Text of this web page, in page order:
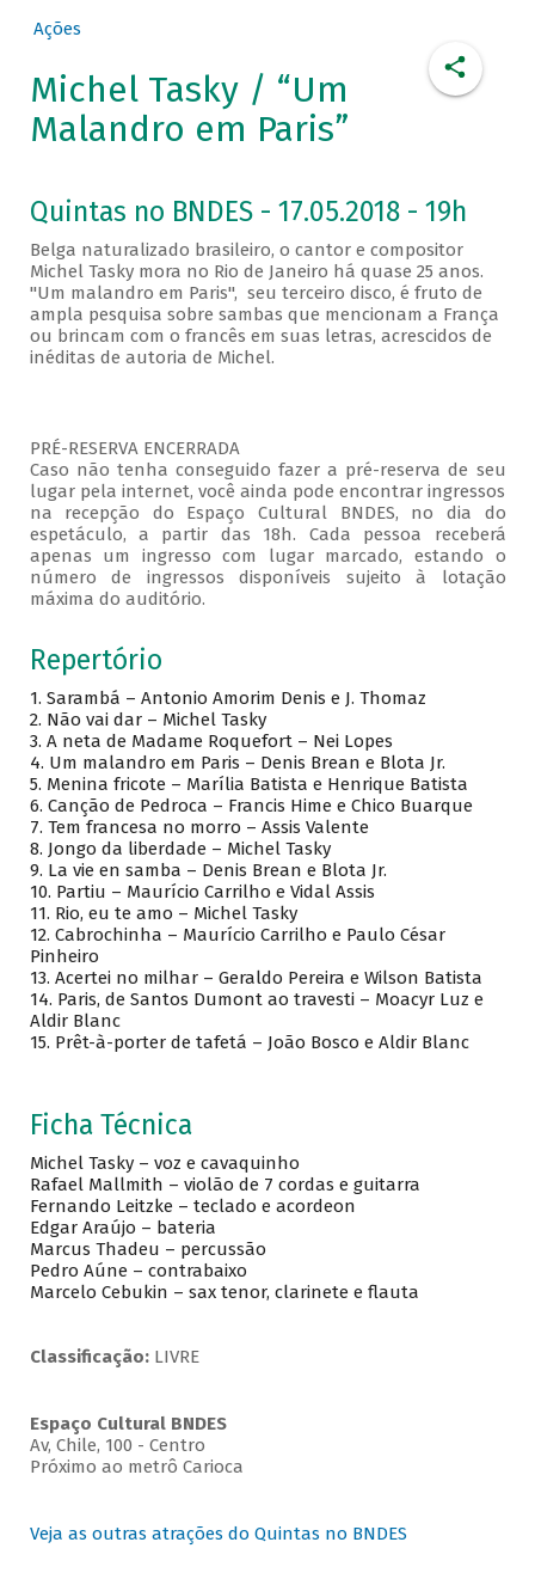
Ações
Michel Tasky / “Um
Malandro em Paris”
Quintas no BNDES - 17.05.2018 - 19h
Belga naturalizado brasileiro, o cantor e compositor
Michel Tasky mora no Rio de Janeiro há quase 25 anos.
"Um malandro em Paris", seu terceiro disco, é fruto de
ampla pesquisa sobre sambas que mencionam a França
ou brincam com o francês em suas letras, acrescidos de
inéditas de autoria de Michel.
PRÉ-RESERVA ENCERRADA
Caso não tenha conseguido fazer a pré-reserva de seu
lugar pela internet, você ainda pode encontrar ingressos
na recepção do Espaço Cultural BNDES, no dia do
espetáculo, a partir das 18h. Cada pessoa receberá
apenas um ingresso com lugar marcado, estando o
número de ingressos disponíveis sujeito à lotação
máxima do auditório.
Repertório
1. Sarambá – Antonio Amorim Denis e J. Thomaz
2. Não vai dar – Michel Tasky
3. A neta de Madame Roquefort – Nei Lopes
4. Um malandro em Paris – Denis Brean e Blota Jr.
5. Menina fricote – Marília Batista e Henrique Batista
6. Canção de Pedroca – Francis Hime e Chico Buarque
7. Tem francesa no morro – Assis Valente
8. Jongo da liberdade – Michel Tasky
9. La vie en samba – Denis Brean e Blota Jr.
10. Partiu – Maurício Carrilho e Vidal Assis
11. Rio, eu te amo – Michel Tasky
12. Cabrochinha – Maurício Carrilho e Paulo César
Pinheiro
13. Acertei no milhar – Geraldo Pereira e Wilson Batista
14. Paris, de Santos Dumont ao travesti – Moacyr Luz e
Aldir Blanc
15. Prêt-à-porter de tafetá – João Bosco e Aldir Blanc
Ficha Técnica
Michel Tasky – voz e cavaquinho
Rafael Mallmith – violão de 7 cordas e guitarra
Fernando Leitzke – teclado e acordeon
Edgar Araújo – bateria
Marcus Thadeu – percussão
Pedro Aúne – contrabaixo
Marcelo Cebukin – sax tenor, clarinete e flauta
Classificação: LIVRE
Espaço Cultural BNDES
Av, Chile, 100 - Centro
Próximo ao metrô Carioca
Veja as outras atrações do Quintas no BNDES